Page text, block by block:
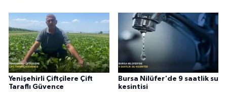
Yenişehirli Çiftçilere Çift
Taraflı Güvence
Bursa Nilüfer'de 9 saatlik su
kesintisi